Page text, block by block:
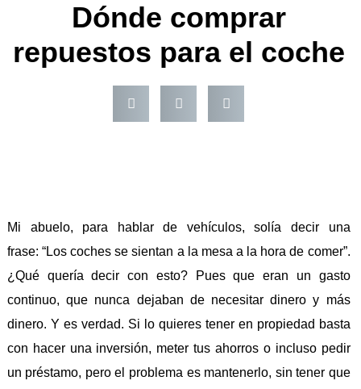
Dónde comprar
repuestos para el coche
Mi abuelo, para hablar de vehículos, solía decir una
frase: “Los coches se sientan a la mesa a la hora de comer”.
¿Qué quería decir con esto? Pues que eran un gasto
continuo, que nunca dejaban de necesitar dinero y más
dinero. Y es verdad. Si lo quieres tener en propiedad basta
con hacer una inversión, meter tus ahorros o incluso pedir
un préstamo, pero el problema es mantenerlo, sin tener que